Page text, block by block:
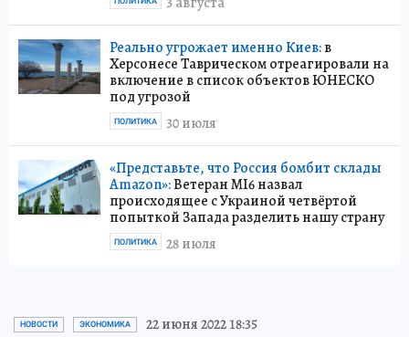
Реально угрожает именно Киев:в
Херсонесе Таврическом отреагировали на
включение в список объектов ЮНЕСКО
под угрозой
30 июля
ПОЛИТИКА
«Представьте, что Россия бомбит склады
Amazon»:Ветеран MI6 назвал
происходящее с Украиной четвёртой
попыткой Запада разделить нашу страну
28 июля
ПОЛИТИКА
НОВОСТИ ЭКОНОМИКА 22 июня 2022 18:35